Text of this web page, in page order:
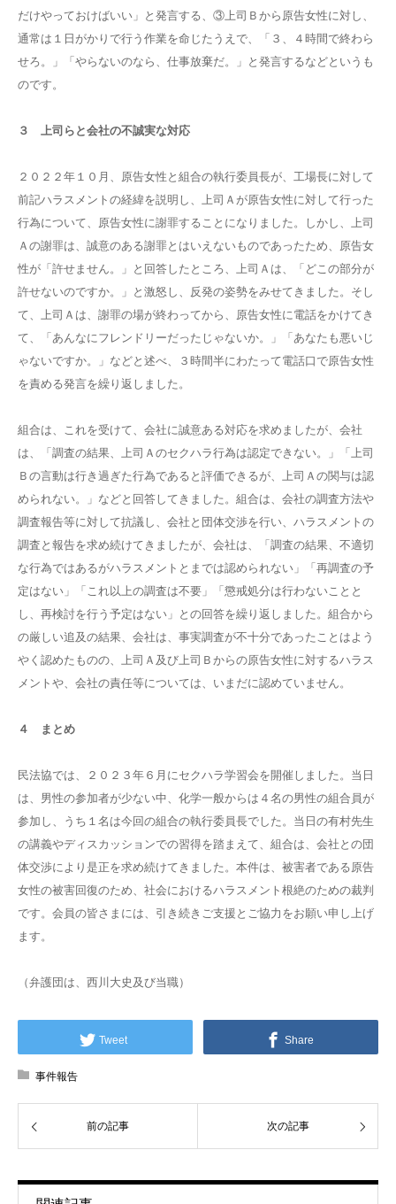
だけやっておけばいい」と発言する、③上司Ｂから原告女性に対し、
通常は１日がかりで行う作業を命じたうえで、「３、４時間で終わら
せろ。」「やらないのなら、仕事放棄だ。」と発言するなどというも
のです。
３ 上司らと会社の不誠実な対応
２０２２年１０月、原告女性と組合の執行委員長が、工場長に対して
前記ハラスメントの経緯を説明し、上司Ａが原告女性に対して行った
行為について、原告女性に謝罪することになりました。しかし、上司
Ａの謝罪は、誠意のある謝罪とはいえないものであったため、原告女
性が「許せません。」と回答したところ、上司Ａは、「どこの部分が
許せないのですか。」と激怒し、反発の姿勢をみせてきました。そし
て、上司Ａは、謝罪の場が終わってから、原告女性に電話をかけてき
て、「あんなにフレンドリーだったじゃないか。」「あなたも悪いじ
ゃないですか。」などと述べ、３時間半にわたって電話口で原告女性
を責める発言を繰り返しました。
組合は、これを受けて、会社に誠意ある対応を求めましたが、会社
は、「調査の結果、上司Ａのセクハラ行為は認定できない。」「上司
Ｂの言動は行き過ぎた行為であると評価できるが、上司Ａの関与は認
められない。」などと回答してきました。組合は、会社の調査方法や
調査報告等に対して抗議し、会社と団体交渉を行い、ハラスメントの
調査と報告を求め続けてきましたが、会社は、「調査の結果、不適切
な行為ではあるがハラスメントとまでは認められない」「再調査の予
定はない」「これ以上の調査は不要」「懲戒処分は行わないことと
し、再検討を行う予定はない」との回答を繰り返しました。組合から
の厳しい追及の結果、会社は、事実調査が不十分であったことはよう
やく認めたものの、上司Ａ及び上司Ｂからの原告女性に対するハラス
メントや、会社の責任等については、いまだに認めていません。
４ まとめ
民法協では、２０２３年６月にセクハラ学習会を開催しました。当日
は、男性の参加者が少ない中、化学一般からは４名の男性の組合員が
参加し、うち１名は今回の組合の執行委員長でした。当日の有村先生
の講義やディスカッションでの習得を踏まえて、組合は、会社との団
体交渉により是正を求め続けてきました。本件は、被害者である原告
女性の被害回復のため、社会におけるハラスメント根絶のための裁判
です。会員の皆さまには、引き続きご支援とご協力をお願い申し上げ
ます。
（弁護団は、西川大史及び当職）
Tweet Share
事件報告
前の記事 次の記事